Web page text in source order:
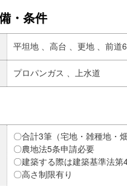
・条件
平坦地 、 高台 、 更地 、 前道
プロパンガス 、 上水道
〇合計3筆（宅地・雑種地・畑
〇農地法5条申請必要
〇建築する際は建築基準法
〇高さ制限有り